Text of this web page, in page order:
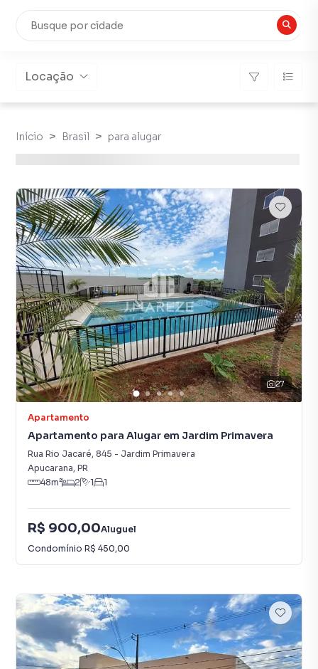
Locação
Início Brasil para alugar
27
Apartamento
Apartamento para Alugar em Jardim Primavera
Rua Rio Jacaré, 845 - Jardim Primavera
Apucarana, PR
48m² 2 1 1
R$ 900,00Aluguel
Condomínio R$ 450,00